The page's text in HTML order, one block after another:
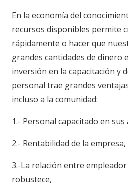
En la economía del
recursos disponibles permite
rápidamente o hacer que
grandes cantidades de dinero
inversión en la capacitación y
personal trae grandes
incluso a la comunidad:
1.- Personal capacitado en
2.- Rentabilidad de la empresa,
3.-La relación entre
robustece,